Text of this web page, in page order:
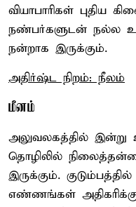
வியாபாரிகள் புதிய
நண்பர்களுடன் நல்ல
நன்றாக இருக்கும்.
அதிர்ஷ்ட நிறம்: நீலம்
மீனம்
அலுவலகத்தில் இன்று
தொழிலில்
இருக்கும்.
எண்ணங்கள்